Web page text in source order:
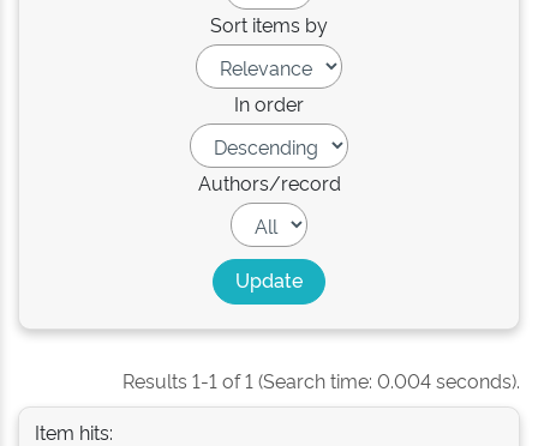
Sort items by
In order
Authors/record
Results 1-1 of 1 (Search time: 0.004 seconds).
Item hits: